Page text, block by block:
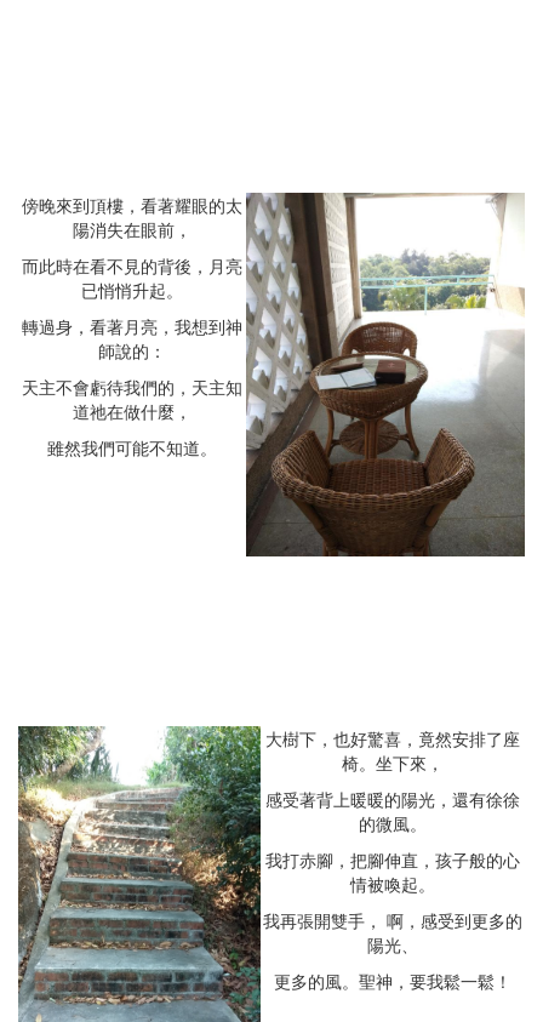
傍晚來到頂樓，看著耀眼的太
陽消失在眼前，
而此時在看不見的背後，月亮
已悄悄升起。
轉過身，看著月亮，我想到神
師說的：
天主不會虧待我們的，天主知
道祂在做什麼，
雖然我們可能不知道。
大樹下，也好驚喜，竟然安排了座
椅。坐下來，
感受著背上暖暖的陽光，還有徐徐
的微風。
我打赤腳，把腳伸直，孩子般的心
情被喚起。
我再張開雙手， 啊，感受到更多的
陽光、
更多的風。聖神，要我鬆一鬆！